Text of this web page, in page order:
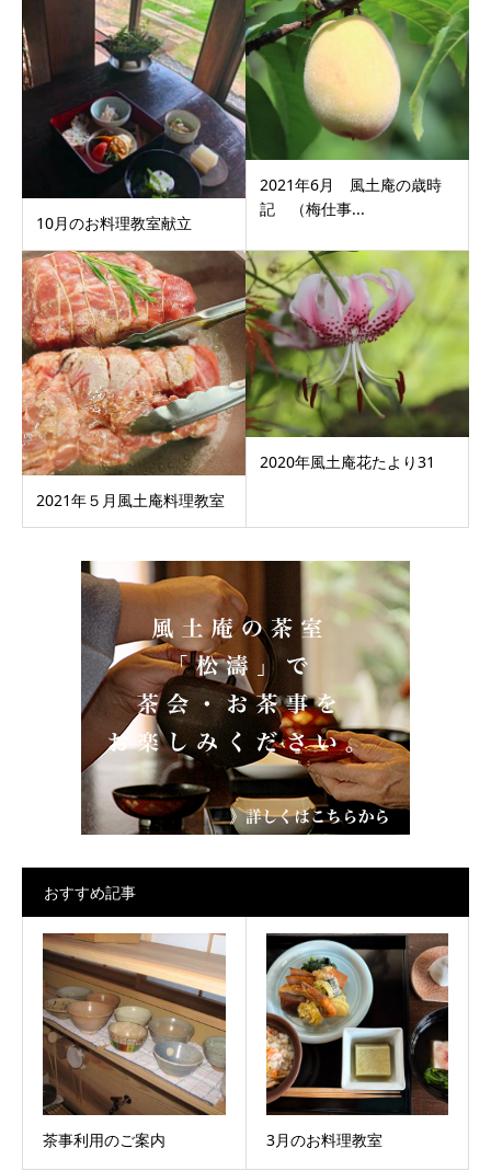
10月のお料理教室献立
2021年6月 風土庵の歳時
記 （梅仕事...
2021年５月風土庵料理教室
2020年風土庵花たより31
おすすめ記事
茶事利用のご案内 3月のお料理教室